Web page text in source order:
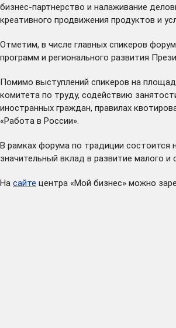
бизнес-партнерство и налаживание
креативного продвижения продуктов и
Отметим, в числе главных спикеров
программ и регионального развития
Помимо выступлений спикеров на
комитета по труду, содействию
иностранных граждан, правилах
«Работа в России».
В рамках форума по традиции состоится
значительный вклад в развитие малого и
На сайте центра «Мой бизнес» можно